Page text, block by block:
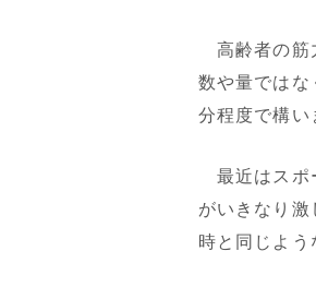
高齢者の筋
数や量ではな
分程度で構い
最近はスポ
がいきなり
時と同じよう